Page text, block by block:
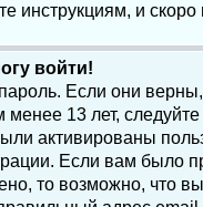
инструкциям, и
войти!
Если они
менее 13 лет,
активированы
Если вам было
то возможно, что